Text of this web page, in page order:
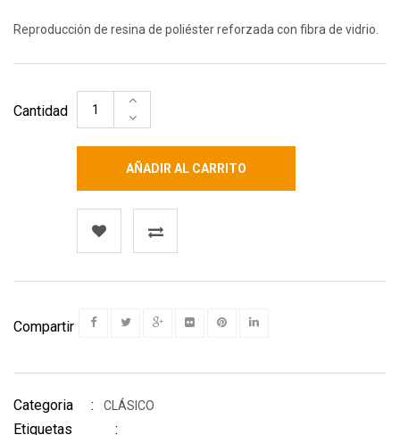
Reproducción de resina de poliéster reforzada con fibra de vidrio.
Cantidad
AÑADIR AL CARRITO
Compartir
Categoria : CLÁSICO
Etiquetas :